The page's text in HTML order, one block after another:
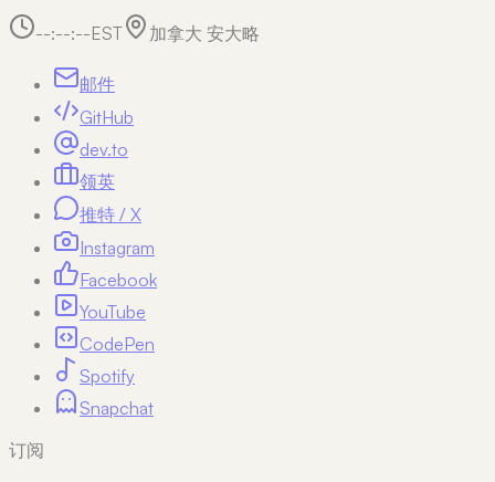
--:--:--EST 加拿大 安大略
邮件
GitHub
dev.to
领英
推特 / X
Instagram
Facebook
YouTube
CodePen
Spotify
Snapchat
订阅